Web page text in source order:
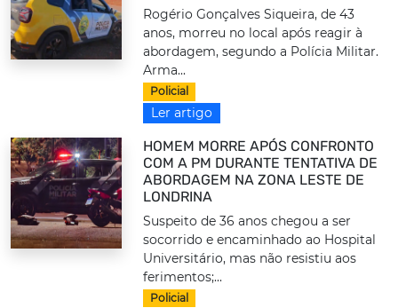
Rogério Gonçalves Siqueira, de 43
anos, morreu no local após reagir à
abordagem, segundo a Polícia Militar.
Arma...
Policial
Ler artigo
HOMEM MORRE APÓS CONFRONTO
COM A PM DURANTE TENTATIVA DE
ABORDAGEM NA ZONA LESTE DE
LONDRINA
Suspeito de 36 anos chegou a ser
socorrido e encaminhado ao Hospital
Universitário, mas não resistiu aos
ferimentos;...
Policial